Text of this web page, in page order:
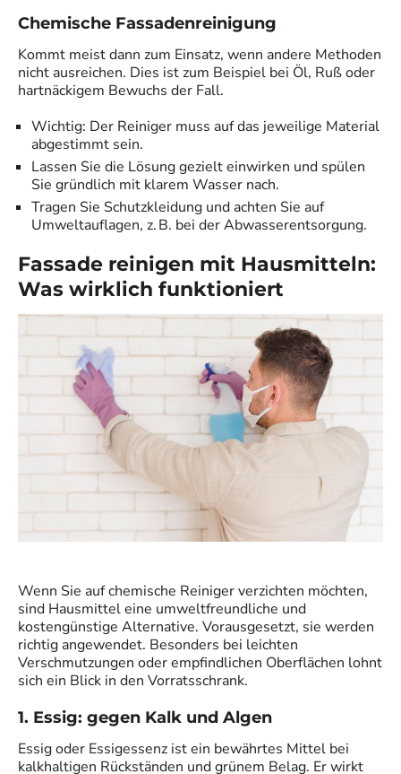
Chemische Fassadenreinigung
Kommt meist dann zum Einsatz, wenn andere Methoden
nicht ausreichen. Dies ist zum Beispiel bei Öl, Ruß oder
hartnäckigem Bewuchs der Fall.
Wichtig: Der Reiniger muss auf das jeweilige Material
abgestimmt sein.
Lassen Sie die Lösung gezielt einwirken und spülen
Sie gründlich mit klarem Wasser nach.
Tragen Sie Schutzkleidung und achten Sie auf
Umweltauflagen, z. B. bei der Abwasserentsorgung.
Fassade reinigen mit Hausmitteln:
Was wirklich funktioniert
Wenn Sie auf chemische Reiniger verzichten möchten,
sind Hausmittel eine umweltfreundliche und
kostengünstige Alternative. Vorausgesetzt, sie werden
richtig angewendet. Besonders bei leichten
Verschmutzungen oder empfindlichen Oberflächen lohnt
sich ein Blick in den Vorratsschrank.
1. Essig: gegen Kalk und Algen
Essig oder Essigessenz ist ein bewährtes Mittel bei
kalkhaltigen Rückständen und grünem Belag. Er wirkt